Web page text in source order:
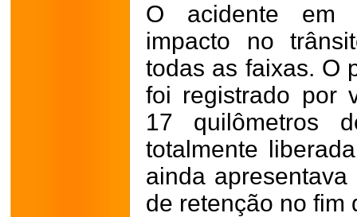
O acidente em
impacto no
todas as faixas. O
foi registrado por
17 quilômetros
totalmente
ainda
de retenção no fim